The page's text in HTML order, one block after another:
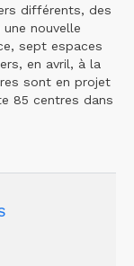
différents, des
nouvelle
sept espaces
en avril, à la
sont en projet
85 centres dans